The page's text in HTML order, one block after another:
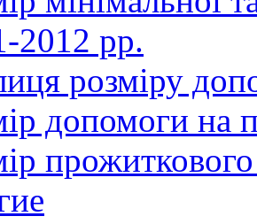
2012 рр.
розміру
допомоги на